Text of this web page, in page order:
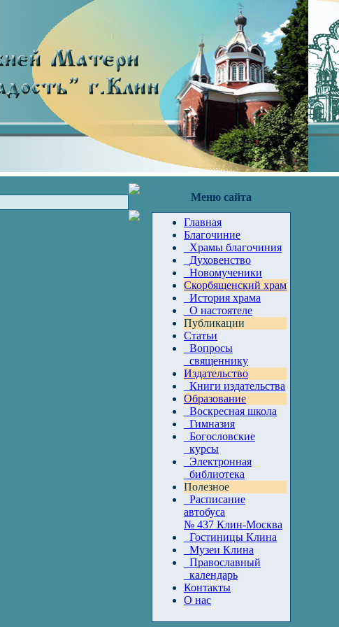
Меню сайта
Главная
Благочиние
Храмы благочиния
Духовенство
Новомученики
Скорбященский храм
История храма
О настоятеле
Публикации
Статьи
Вопросы
священнику
Издательство
Книги издательства
Образование
Воскресная школа
Гимназия
Богословские
курсы
Электронная
библиотека
Полезное
Расписание
автобуса
№ 437 Клин-Москва
Гостиницы Клина
Музеи Клина
Православный
календарь
Контакты
О нас